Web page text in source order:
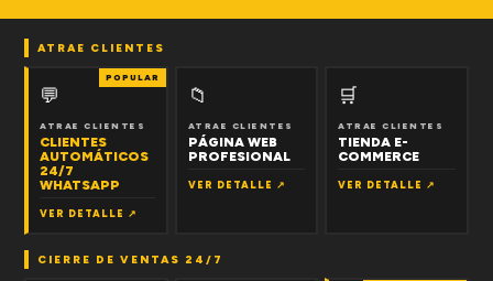
ATRAE CLIENTES
POPULAR
💬
ATRAE CLIENTES
CLIENTES
AUTOMÁTICOS
24/7
WHATSAPP
VER DETALLE ↗
📁
ATRAE CLIENTES
PÁGINA WEB
PROFESIONAL
VER DETALLE ↗
🛒
ATRAE CLIENTES
TIENDA E-
COMMERCE
VER DETALLE ↗
CIERRE DE VENTAS 24/7